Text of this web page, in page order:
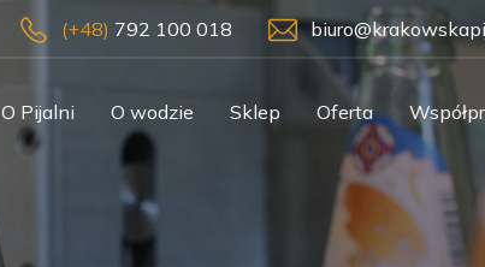
(+48) 792 100 018
O Pijalni O wodzie Sklep Oferta